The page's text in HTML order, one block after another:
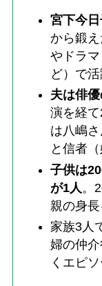
宮下今
から鍛
やドラ
ど）で活
夫は俳
演を経
は八嶋
と信者（
子供は
が1人 。
親の身
家族3人
婦の仲
くエピ